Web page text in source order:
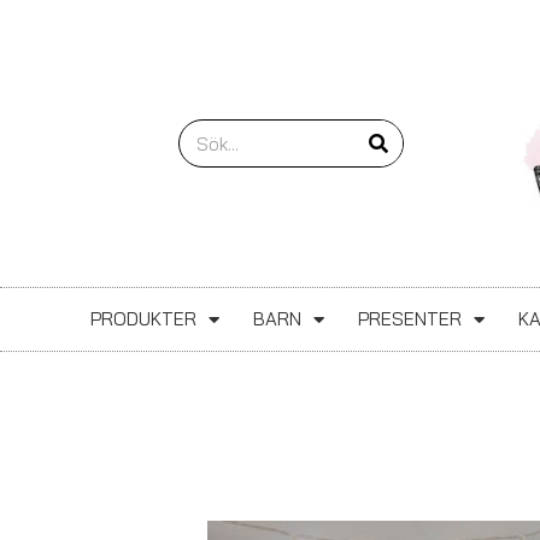
Sök
PRODUKTER BARN PRESENTER